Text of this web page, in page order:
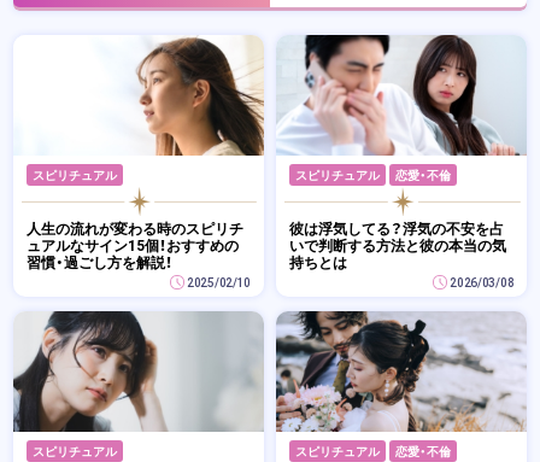
スピリチュアル
人生の流れが変わる時のスピリチ
ュアルなサイン15個！おすすめの
習慣・過ごし方を解説！
2025/02/10
スピリチュアル 恋愛・不倫
彼は浮気してる？浮気の不安を占
いで判断する方法と彼の本当の気
持ちとは
2026/03/08
スピリチュアル スピリチュアル 恋愛・不倫